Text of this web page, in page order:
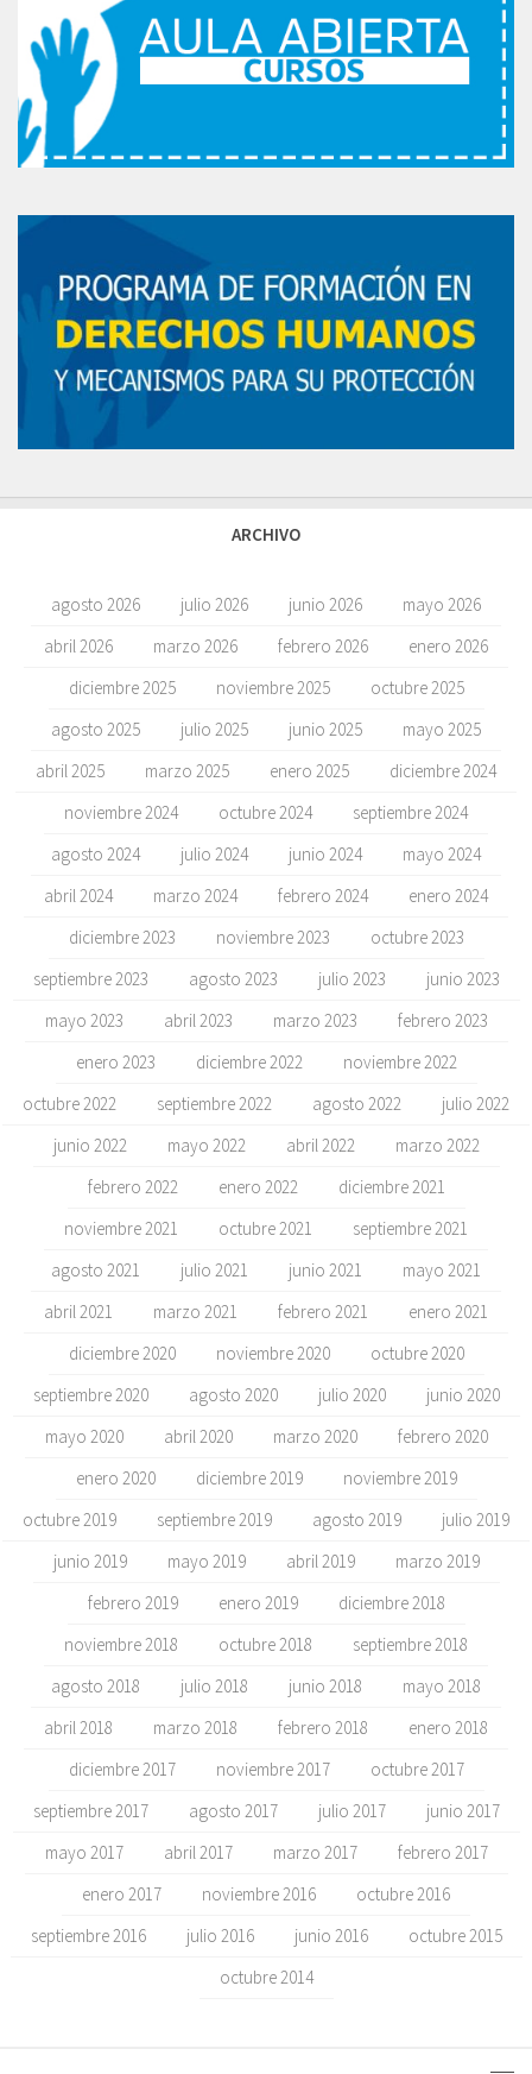
ARCHIVO
agosto 2026 julio 2026 junio 2026
mayo 2026
abril 2026
marzo 2026 febrero 2026
enero 2026
diciembre 2025
noviembre 2025
octubre 2025
agosto 2025
julio 2025 junio 2025
mayo 2025
abril 2025
marzo 2025 enero 2025
diciembre 2024
noviembre 2024
octubre 2024
septiembre 2024
agosto 2024
julio 2024 junio 2024
mayo 2024
abril 2024
marzo 2024 febrero 2024
enero 2024
diciembre 2023
noviembre 2023
octubre 2023
septiembre 2023
agosto 2023 julio 2023
junio 2023
mayo 2023
abril 2023 marzo 2023
febrero 2023
enero 2023
diciembre 2022
noviembre 2022
octubre 2022
septiembre 2022 agosto 2022
julio 2022
junio 2022
mayo 2022 abril 2022
marzo 2022
febrero 2022
enero 2022
diciembre 2021
noviembre 2021
octubre 2021
septiembre 2021
agosto 2021
julio 2021 junio 2021
mayo 2021
abril 2021
marzo 2021 febrero 2021
enero 2021
diciembre 2020
noviembre 2020
octubre 2020
septiembre 2020
agosto 2020 julio 2020
junio 2020
mayo 2020
abril 2020 marzo 2020
febrero 2020
enero 2020
diciembre 2019
noviembre 2019
octubre 2019
septiembre 2019 agosto 2019
julio 2019
junio 2019
mayo 2019 abril 2019
marzo 2019
febrero 2019
enero 2019
diciembre 2018
noviembre 2018
octubre 2018
septiembre 2018
agosto 2018
julio 2018 junio 2018
mayo 2018
abril 2018
marzo 2018 febrero 2018
enero 2018
diciembre 2017
noviembre 2017
octubre 2017
septiembre 2017
agosto 2017 julio 2017
junio 2017
mayo 2017
abril 2017 marzo 2017
febrero 2017
enero 2017
noviembre 2016
octubre 2016
septiembre 2016
julio 2016 junio 2016
octubre 2015
octubre 2014